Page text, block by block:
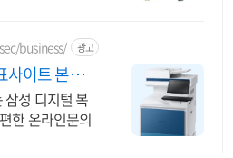
business/ 광고
사이트 본사
삼성 디지털 복
한 온라인문의